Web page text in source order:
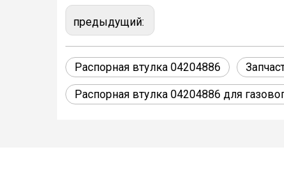
предыдущий:
Распорная втулка 04204886
Распорная втулка 04204886 для